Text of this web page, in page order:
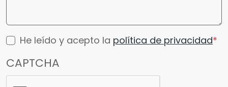
He leído y acepto la política de privacidad
CAPTCHA